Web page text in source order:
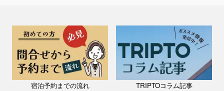
宿泊予約までの流れ TRIPTOコラム記事